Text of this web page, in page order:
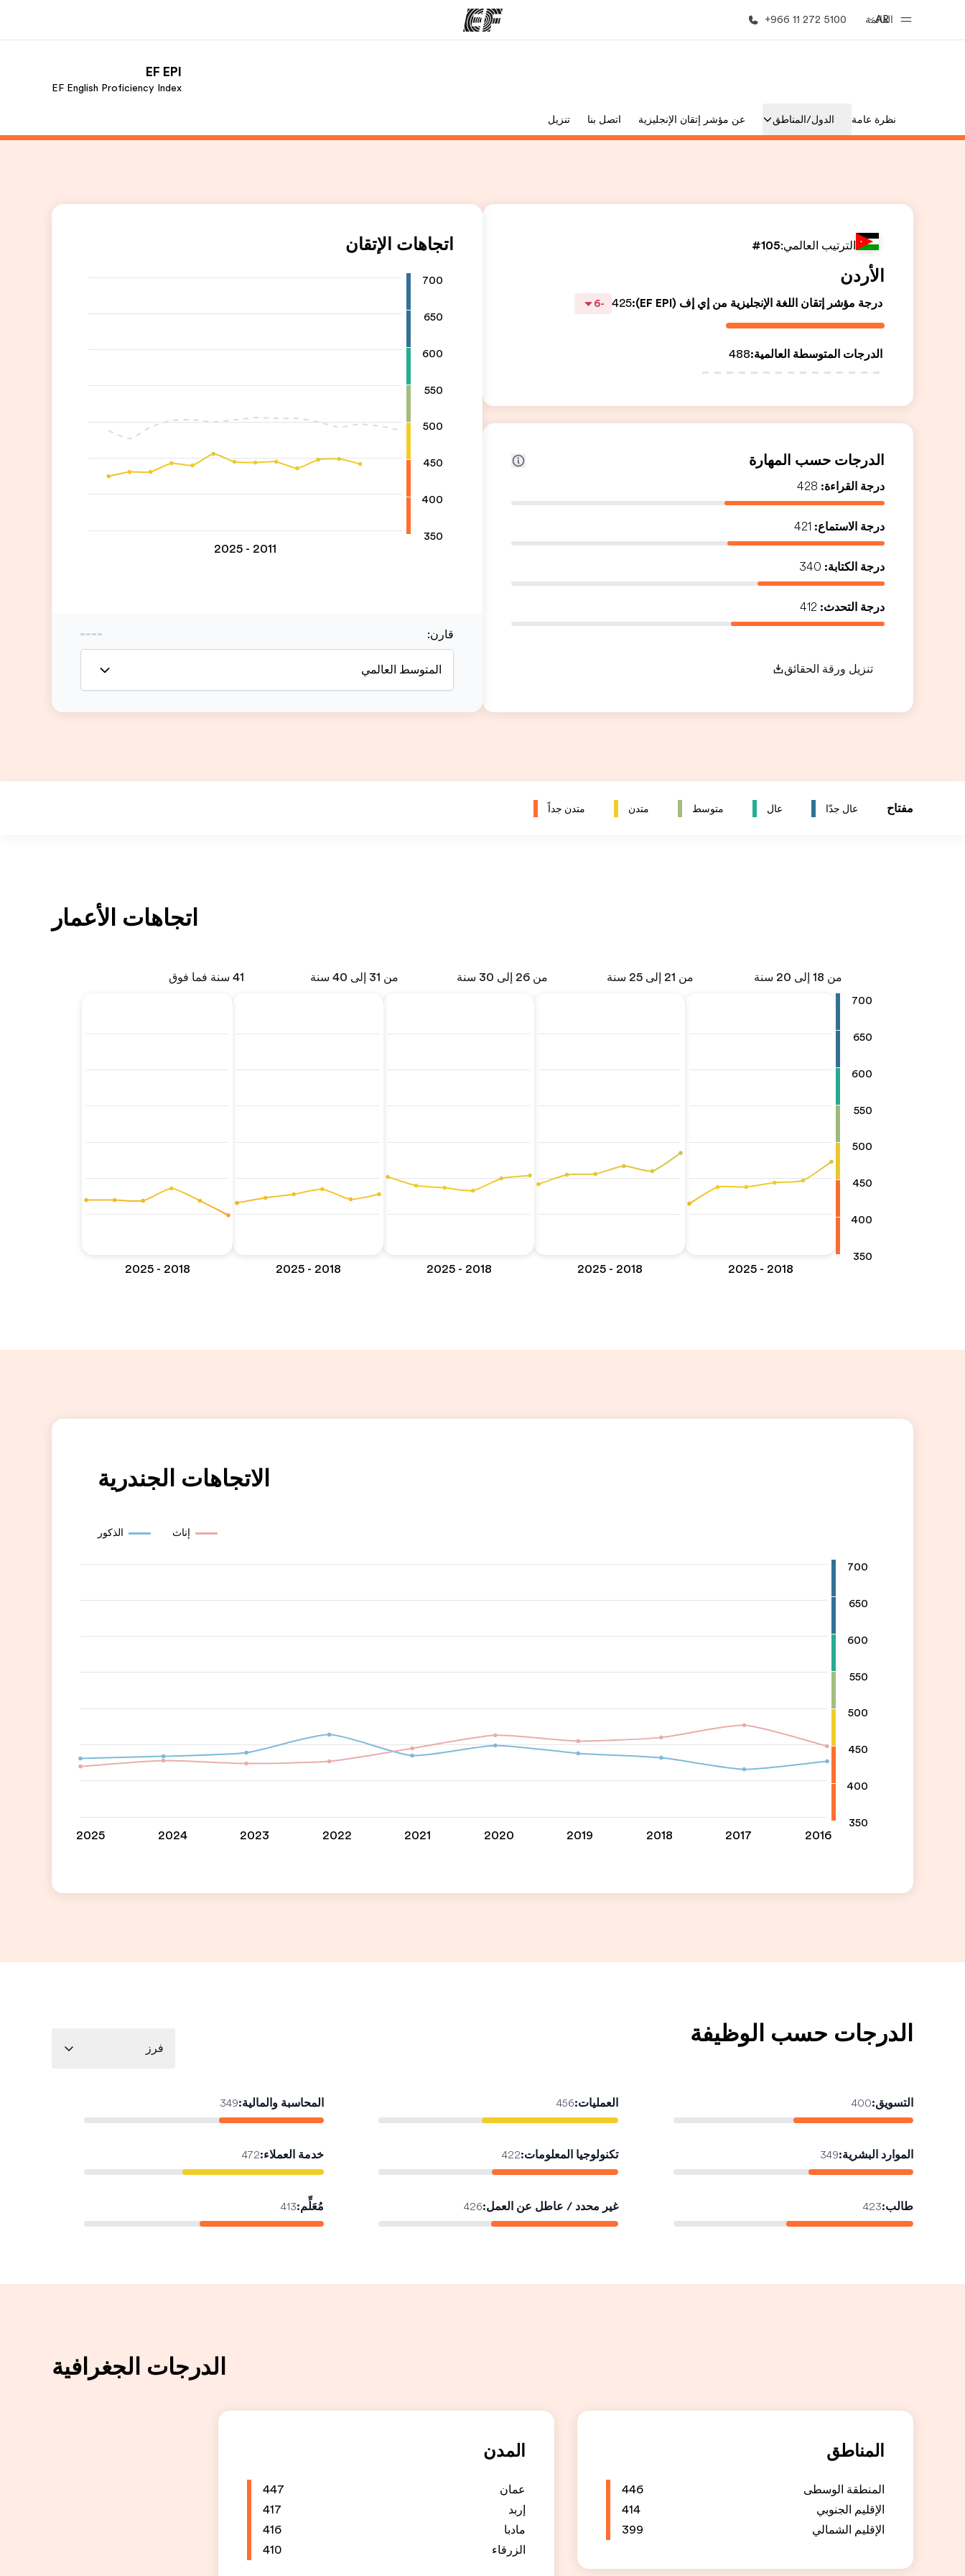
القائمة
AR
+966 11 272 5100
أهلا بكم في إي أف شاهد كل ما نقوم به
EF EPI
EF English Proficiency Index
نظرة عامة الدول/المناطق عن مؤشر إتقان الإنجليزية اتصل بنا تنزيل
الترتيب العالمي:#105
الأردن
درجة مؤشر إتقان اللغة الإنجليزية من إي إف (EF EPI) :
425
-6
الدرجات المتوسطة العالمية:
488
الدرجات حسب المهارة
درجة القراءة: 428
درجة الاستماع: 421
درجة الكتابة: 340
درجة التحدث: 412
تنزيل ورقة الحقائق
اتجاهات الإتقان
700
650
600
550
500
450
400
350
2011 - 2025
قارن:
المتوسط العالمي
مفتاح عال جدّا عال متوسط متدن متدن جداً
اتجاهات الأعمار
من 18 إلى 20 سنة من 21 إلى 25 سنة من 26 إلى 30 سنة من 31 إلى 40 سنة 41 سنة فما فوق
700
650
600
550
500
450
400
350
2018 - 2025
2018 - 2025
2018 - 2025
2018 - 2025
2018 - 2025
الاتجاهات الجندرية
إناث الذكور
700
650
600
550
500
450
400
350
2016
2017
2018
2019
2020
2021
2022
2023
2024
2025
الدرجات حسب الوظيفة
فرز
التسويق:
400 العمليات:
456 المحاسبة والمالية:
349
الموارد البشرية:
349 تكنولوجيا المعلومات:
422 خدمة العملاء:
472
طالب:
423 غير محدد / عاطل عن العمل:
426 مُعَلِّم:
413
الدرجات الجغرافية
المناطق
المنطقة الوسطى
446
الإقليم الجنوبي
414
الإقليم الشمالي
399
المدن
عمان
447
إربد
417
مادبا
416
الزرقاء
410